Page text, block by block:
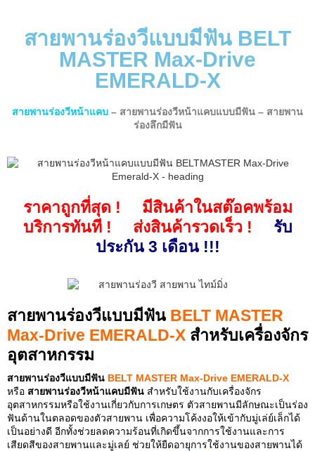
สายพานร่องวีแบบมีฟัน BELT
MASTER Max-Drive
EMERALD-X
สายพานร่องวีหน้าแคบ – สายพานร่องวีหน้าแคบแบบมีฟัน – สายพาน
ร่องลึกมีฟัน
ราคาถูกที่สุด ! มีสินค้าในสต๊อคพร้อม
บริการทันที ! ส่งสินค้ารวดเร็ว ! รับ
ประกัน 3 เดือน !!!
สายพานร่องวีแบบมีฟัน BELT MASTER
Max-Drive EMERALD-X สำหรับเครื่องจักร
อุตสาหกรรม
สายพานร่องวีแบบมีฟัน BELT MASTER Max-Drive EMERALD-X
หรือ สายพานร่องวีหน้าแคบมีฟัน สำหรับใช้งานกับเครื่องจักร
อุตสาหกรรมหรือใช้งานเกี่ยวกับการเกษตร ตัวสายพานมีลักษณะเป็นร่อง
ฟันด้านในตลอดของตัวสายพาน เพื่อความโค้งงอให้เข้ากับมู่เล่ย์เล็กได้
เป็นอย่างดี อีกทั้งช่วยลดความร้อนที่เกิดขึ้นจากการใช้งานและการ
เสียดสีของสายพานและมู่เลย์ ช่วยให้ยืดอายุการใช้งานของสายพานได้